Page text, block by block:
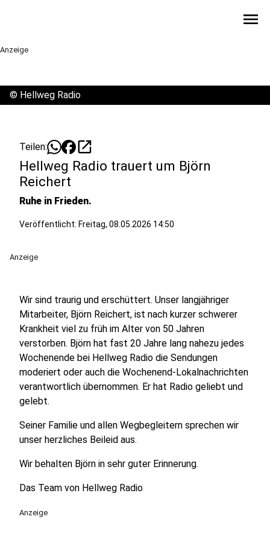
menu
Anzeige
© Hellweg Radio
Teilen: open_in_new
Hellweg Radio trauert um Björn
Reichert
Ruhe in Frieden.
Veröffentlicht: Freitag, 08.05.2026 14:50
Anzeige
Wir sind traurig und erschüttert. Unser langjähriger
Mitarbeiter, Björn Reichert, ist nach kurzer schwerer
Krankheit viel zu früh im Alter von 50 Jahren
verstorben. Björn hat fast 20 Jahre lang nahezu jedes
Wochenende bei Hellweg Radio die Sendungen
moderiert oder auch die Wochenend-Lokalnachrichten
verantwortlich übernommen. Er hat Radio geliebt und
gelebt.
Seiner Familie und allen Wegbegleitern sprechen wir
unser herzliches Beileid aus.
Wir behalten Björn in sehr guter Erinnerung.
Das Team von Hellweg Radio
Anzeige